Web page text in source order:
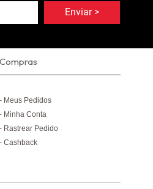
Compras
Meus Pedidos
Minha Conta
Rastrear Pedido
Cashback